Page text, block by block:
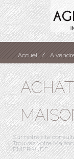
Accueil A
Sur notre site
Trouvez votre
EMERAUDE.